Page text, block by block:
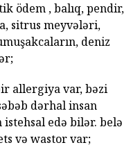
ödem , balıq, pendir,
sitrus meyvələri,
deniz
allergiya var, bəzi
dərhal insan
edə bilər. belə
və wastor var;